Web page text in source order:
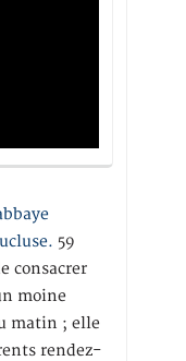
59
consacrer
moine
matin ; elle
rendez-